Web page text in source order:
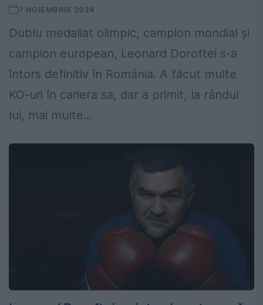
7 NOIEMBRIE 2024
Dublu medaliat olimpic, campion mondial și
campion european, Leonard Doroftei s-a
întors definitiv în România. A făcut multe
KO-uri în cariera sa, dar a primit, la rândul
lui, mai multe...